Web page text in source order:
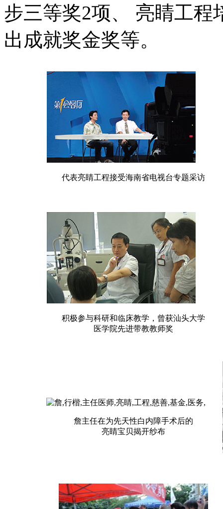
步三等奖2项、 亮睛工程
出成就奖金奖等。
代表亮睛工程接受海南省电视台专题采访
积极参与科研和临床教学，曾获汕头大学
医学院先进带教教师奖
詹主任在为先天性白内障手术后的
亮睛宝贝揭开纱布